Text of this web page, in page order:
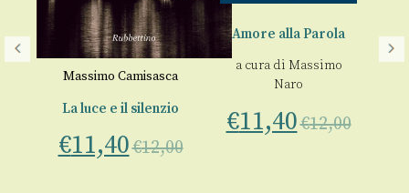
Massimo Camisasca
La luce e il silenzio
€11,40€12,00
Amore alla Parola
a cura di Massimo
Naro
€11,40€12,00